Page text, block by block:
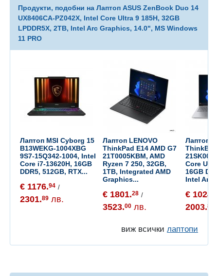
Продукти, подобни на Лаптоп ASUS ZenBook Duo 14
UX8406CA-PZ042X, Intel Core Ultra 9 185H, 32GB
LPDDR5X, 2TB, Intel Arc Graphics, 14.0", MS Windows
11 PRO
Лаптоп MSI Cyborg 15
B13WEKG-1004XBG
9S7-15Q342-1004, Intel
Core i7-13620H, 16GB
DDR5, 512GB, RTX...
€ 1176.94 /
2301.89 лв.
Лаптоп LENOVO
ThinkPad E14 AMD G7
21T0005KBM, AMD
Ryzen 7 250, 32GB,
1TB, Integrated AMD
Graphics...
€ 1801.28 /
3523.00 лв.
Лаптоп
Core
16GB
Intel Ar...
€ 1024.
2003.83
виж всички лаптопи